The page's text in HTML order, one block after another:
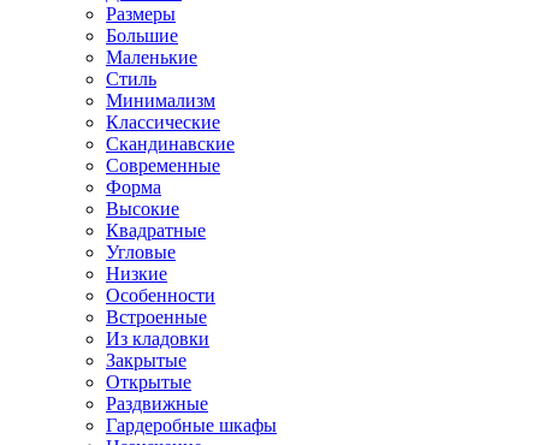
Размеры
Большие
Маленькие
Стиль
Минимализм
Классические
Скандинавские
Современные
Форма
Высокие
Квадратные
Угловые
Низкие
Особенности
Встроенные
Из кладовки
Закрытые
Открытые
Раздвижные
Гардеробные шкафы